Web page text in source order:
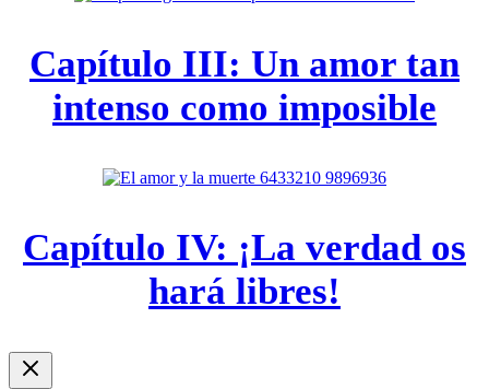
Capítulo III: Un amor tan
intenso como imposible
Capítulo IV: ¡La verdad os
hará libres!